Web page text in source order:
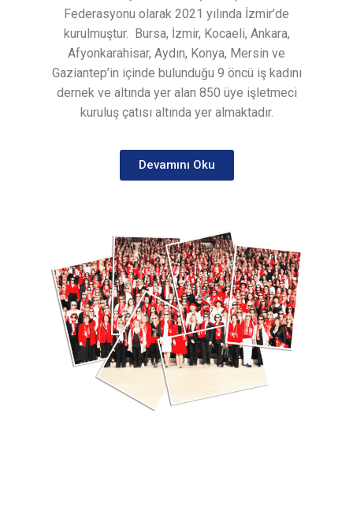
Federasyonu olarak 2021 yılında İzmir’de
kurulmuştur. Bursa, İzmir, Kocaeli, Ankara,
Afyonkarahisar, Aydın, Konya, Mersin ve
Gaziantep’in içinde bulunduğu 9 öncü iş kadını
dernek ve altında yer alan 850 üye işletmeci
kuruluş çatısı altında yer almaktadır.
Devamını Oku